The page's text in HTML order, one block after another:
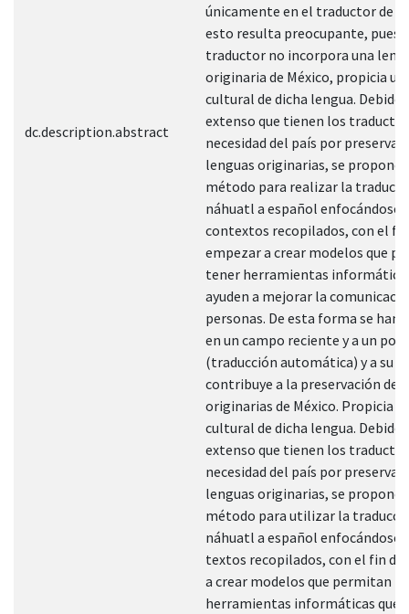
dc.description.abstract
únicamente en el traductor de
esto resulta preocupante,
traductor no incorpora una
originaria de México, propicia
cultural de dicha lengua. Debido
extenso que tienen los
necesidad del país por preservar
lenguas originarias, se propone
método para realizar la
náhuatl a español enfocándose
contextos recopilados, con el
empezar a crear modelos que
tener herramientas
ayuden a mejorar la
personas. De esta forma se han
en un campo reciente y a un por
(traducción automática) y a su
contribuye a la preservación de
originarias de México. Propicia
cultural de dicha lengua. Debido
extenso que tienen los
necesidad del país por preservar
lenguas originarias, se propone
método para utilizar la
náhuatl a español enfocándose
textos recopilados, con el fin de
a crear modelos que permitan
herramientas informáticas que